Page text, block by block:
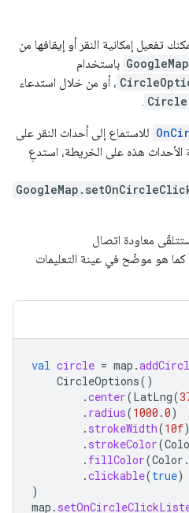
تفعيل إمكانية النقر أو إيقافها من
باستخدام
، أو من خلال استدعاء
.
للاستماع إلى أحداث النقر على
هذه على الخريطة، استدعِ
معاودة اتصال
هو موضّح في عينة التعليمات
val circle = map.
CircleOptions
.center(
.radius(1000.0
.strokeWidth(
.strokeColor(
.fillColor(
.clickable(true
map.